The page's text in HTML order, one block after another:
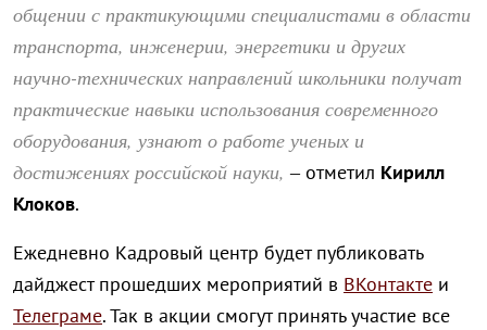
общении с практикующими специалистами в области
транспорта, инженерии, энергетики и других
научно-технических направлений школьники получат
практические навыки использования современного
оборудования, узнают о работе ученых и
достижениях российской науки, – отметил Кирилл
Клоков.
Ежедневно Кадровый центр будет публиковать
дайджест прошедших мероприятий в ВКонтакте и
Телеграме. Так в акции смогут принять участие все